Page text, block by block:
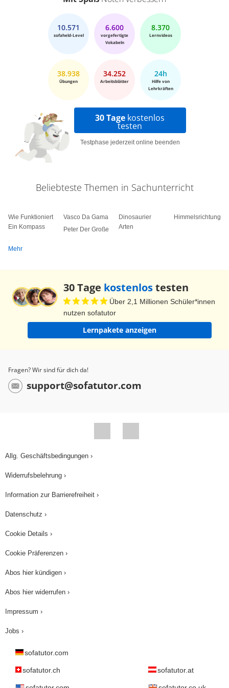
10.571
sofaheld-Level
6.600
vorgefertigte
Vokabeln
8.370
Lernvideos
38.938
Übungen
34.252
Arbeitsblätter
24h
Hilfe von
Lehrkräften
30 Tage kostenlos
testen
Testphase jederzeit online beenden
Beliebteste Themen in Sachunterricht
Wie Funktioniert
Ein Kompass
Vasco Da Gama
Peter Der Große
Dinosaurier
Arten
Himmelsrichtungen
Mehr
30 Tage kostenlostesten
Über 2,1 Millionen Schüler*innen
nutzen sofatutor
Lernpakete anzeigen
Fragen? Wir sind für dich da!
support@sofatutor.com
Allg. Geschäftsbedingungen ›
Widerrufsbelehrung ›
Information zur Barrierefreiheit ›
Datenschutz ›
Cookie Details ›
Cookie Präferenzen ›
Abos hier kündigen ›
Abos hier widerrufen ›
Impressum ›
Jobs ›
sofatutor.com
sofatutor.ch sofatutor.at